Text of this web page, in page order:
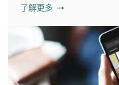
了解更多